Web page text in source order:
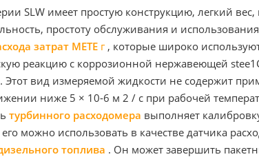
SLW имеет простую конструкцию, легкий
простоту обслуживания и
затрат METE г, которые широко
реакцию с коррозионной нержавеющей
Этот вид измеряемой жидкости не содержит
ниже 5 × 10-6 м 2 / с при рабочей
турбинного расходомера выполняет
можно использовать в качестве датчика
топлива . Он может завершить